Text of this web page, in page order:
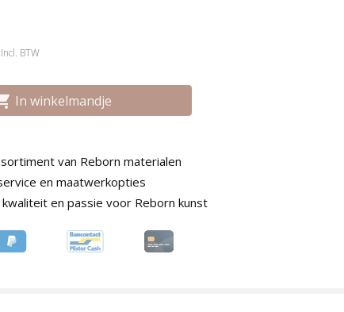
Incl. BTW
In winkelmandje
van Reborn materialen
en maatwerkopties
en passie voor Reborn kunst